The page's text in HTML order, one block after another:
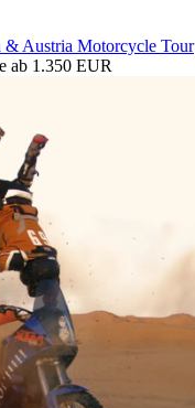
& Austria Motorcycle Tour
ab 1.350 EUR